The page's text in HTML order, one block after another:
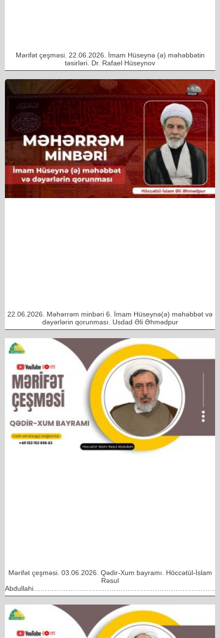
Mərifət çeşməsi. 22.06.2026. İmam Hüseynə (ə) məhəbbətin
təsirləri. Dr. Rafael Hüseynov
22.06.2026. Məhərrəm minbəri 6. İmam Hüseynə(ə) məhəbbət və
dəyərlərin qorunması. Usdad Əli Əhmədpur
Mərifət çeşməsi. 03.06.2026. Qədir-Xum bayramı. Höccətül-İslam
Rəsul
Abdullahi……………………………………………………………………..